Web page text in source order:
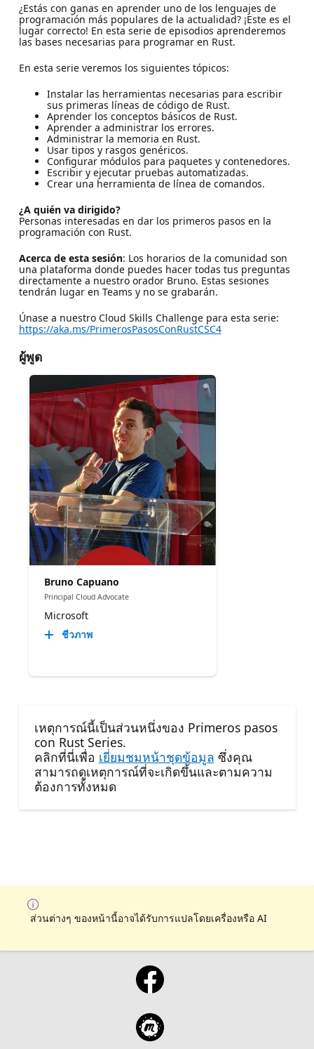
¿Estás con ganas en aprender uno de los lenguajes de
programación más populares de la actualidad? ¡Este es el
lugar correcto! En esta serie de episodios aprenderemos
las bases necesarias para programar en Rust.
En esta serie veremos los siguientes tópicos:
Instalar las herramientas necesarias para escribir
sus primeras líneas de código de Rust.
Aprender los conceptos básicos de Rust.
Aprender a administrar los errores.
Administrar la memoria en Rust.
Usar tipos y rasgos genéricos.
Configurar módulos para paquetes y contenedores.
Escribir y ejecutar pruebas automatizadas.
Crear una herramienta de línea de comandos.
¿A quién va dirigido?
Personas interesadas en dar los primeros pasos en la
programación con Rust.
Acerca de esta sesión: Los horarios de la comunidad son
una plataforma donde puedes hacer todas tus preguntas
directamente a nuestro orador Bruno. Estas sesiones
tendrán lugar en Teams y no se grabarán.
Únase a nuestro Cloud Skills Challenge para esta serie:
https://aka.ms/PrimerosPasosConRustCSC4
ผู้พูด
Bruno Capuano
Principal Cloud Advocate
Microsoft
ชีวภาพ
เหตุการณ์นี้เป็นส่วนหนึ่งของ Primeros pasos
con Rust Series.
คลิกที่นี่เพื่อ เยี่ยมชมหน้าชุดข้อมูล ซึ่งคุณ
สามารถดูเหตุการณ์ที่จะเกิดขึ้นและตามความ
ต้องการทั้งหมด
ส่วนต่างๆ ของหน้านี้อาจได้รับการแปลโดยเครื่องหรือ AI